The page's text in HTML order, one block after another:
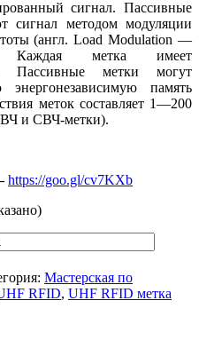
сигнал. Пассивные
сигнал методом модуляции
(англ. Load Modulation —
Каждая метка имеет
Пассивные метки могут
энергонезависимую память
меток составляет 1—200
и СВЧ-метки).
https://goo.gl/cv7KXb
Мастерская по
RFID, UHF RFID метка